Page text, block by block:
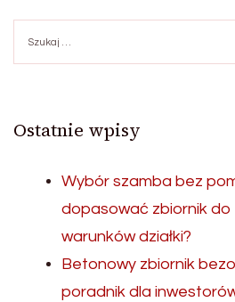
Ostatnie wpisy
Wybór szamba bez
dopasować zbiornik do
warunków działki?
Betonowy zbiornik
poradnik dla